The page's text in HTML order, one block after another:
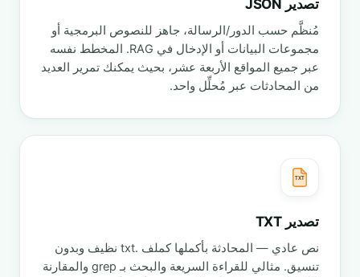
تصدير JSON
مُنظَّم حسب الدور/الرسالة، جاهز للنصوص البرمجية أو
مجموعات البيانات أو الإدخال في RAG. المخطط نفسه
عبر جميع المواقع الأربعة عشر، بحيث يمكنك تمرير العديد
من المحادثات عبر مُحلِّل واحد.
TXT
تصدير TXT
نص عادي — المحادثة بأكملها كملف .txt نظيف وبدون
تنسيق. مثالي للقراءة السريعة والبحث بـ grep والمقارنة